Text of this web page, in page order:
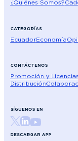
¿Quiénes Somos?
CATEGORÍAS
EcuadorEconomía
CONTÁCTENOS
Promoción y
Distribución
SÍGUENOS EN
DESCARGAR APP